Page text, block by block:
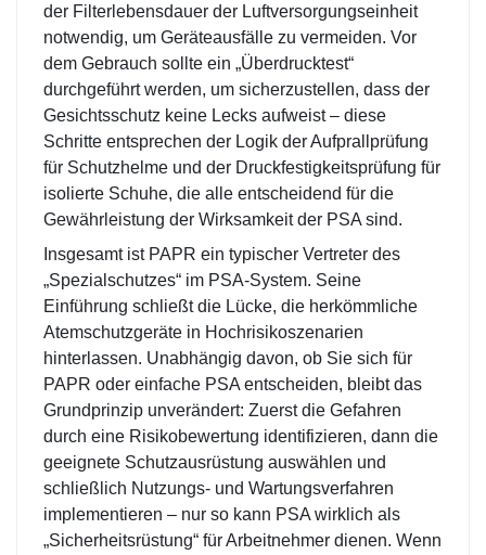
der Filterlebensdauer der Luftversorgungseinheit
notwendig, um Geräteausfälle zu vermeiden. Vor
dem Gebrauch sollte ein „Überdrucktest“
durchgeführt werden, um sicherzustellen, dass der
Gesichtsschutz keine Lecks aufweist – diese
Schritte entsprechen der Logik der Aufprallprüfung
für Schutzhelme und der Druckfestigkeitsprüfung für
isolierte Schuhe, die alle entscheidend für die
Gewährleistung der Wirksamkeit der PSA sind.
Insgesamt ist PAPR ein typischer Vertreter des
„Spezialschutzes“ im PSA-System. Seine
Einführung schließt die Lücke, die herkömmliche
Atemschutzgeräte in Hochrisikoszenarien
hinterlassen. Unabhängig davon, ob Sie sich für
PAPR oder einfache PSA entscheiden, bleibt das
Grundprinzip unverändert: Zuerst die Gefahren
durch eine Risikobewertung identifizieren, dann die
geeignete Schutzausrüstung auswählen und
schließlich Nutzungs- und Wartungsverfahren
implementieren – nur so kann PSA wirklich als
„Sicherheitsrüstung“ für Arbeitnehmer dienen. Wenn